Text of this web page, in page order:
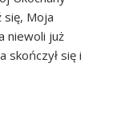
się, Moja
niewoli już
skończył się i